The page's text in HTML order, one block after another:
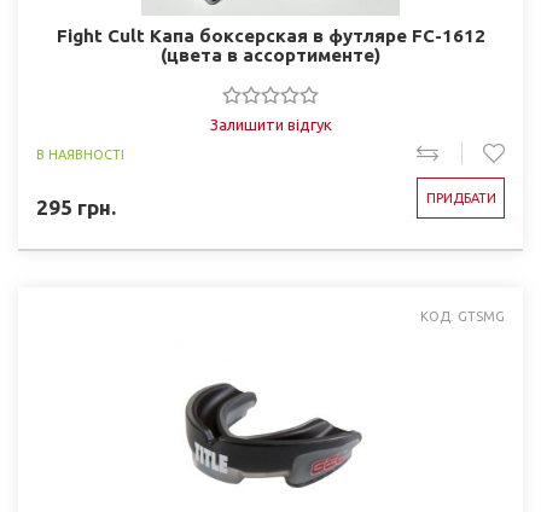
Fight Cult Капа боксерская в футляре FC-1612
(цвета в ассортименте)
Залишити відгук
В НАЯВНОСТІ
295 грн. ПРИДБАТИ
КОД: GTSMG